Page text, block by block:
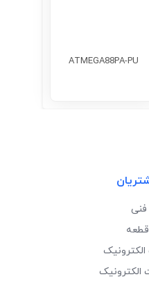
ATMEGA88PA-PU
فنی
الکترونیک